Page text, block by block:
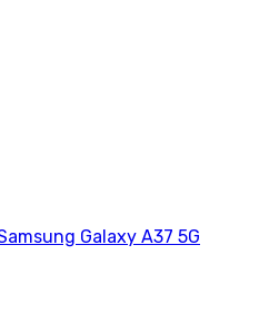
Galaxy A37 5G